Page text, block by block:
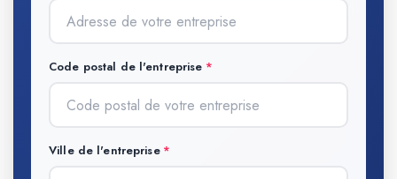
Code postal de l'entreprise
Ville de l'entreprise